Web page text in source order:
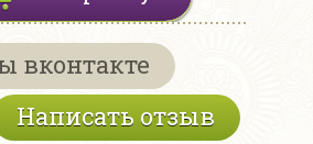
вконтакте
Написать отзыв